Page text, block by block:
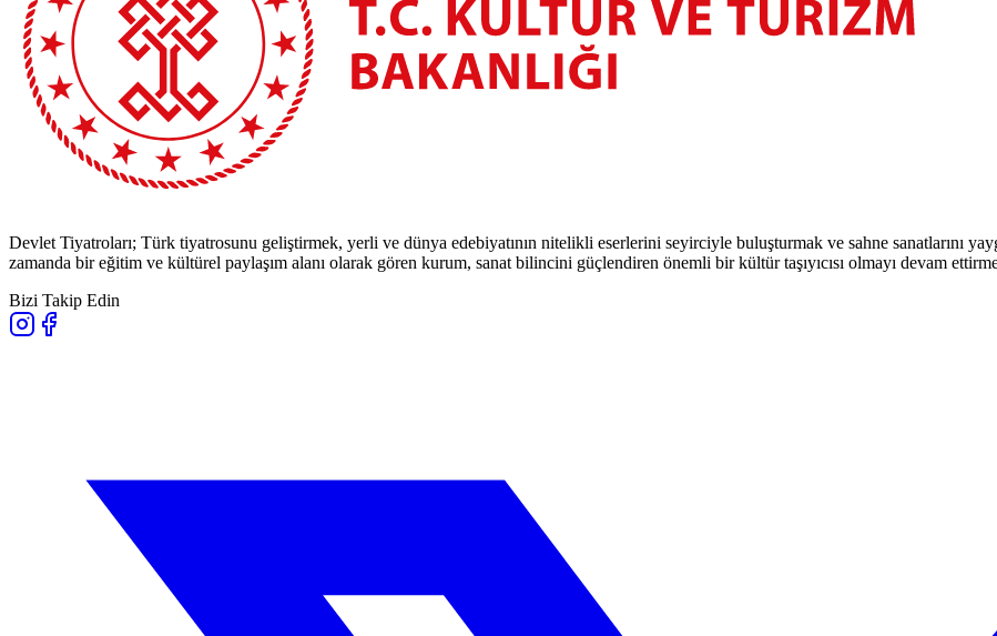
Devlet Tiyatroları; Türk tiyatrosunu geliştirmek, yerli ve dünya edebiyatının nitelikli eserlerini seyirciyle buluşturmak ve sahne sanatlarını
zamanda bir eğitim ve kültürel paylaşım alanı olarak gören kurum, sanat bilincini güçlendiren önemli bir kültür taşıyıcısı olmayı devam
Bizi Takip Edin